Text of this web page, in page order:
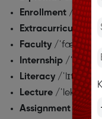
Enrollment /
Extracurricular/
Faculty /ˈfækəlti/
Internship /
Literacy /ˈlɪtərəsi/
Lecture /ˈlektʃər/
Assignment/